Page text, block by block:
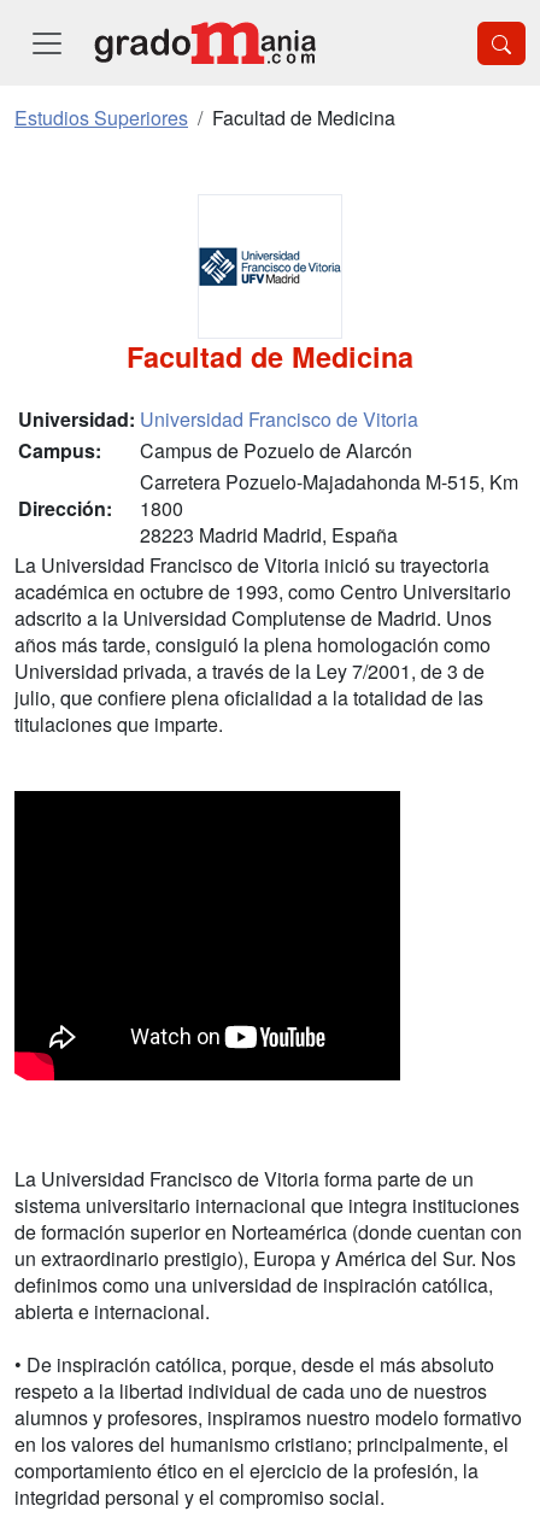
Estudios Superiores Facultad de Medicina
Facultad de Medicina
Universidad: Universidad Francisco de Vitoria
Campus:
Campus de Pozuelo de Alarcón
Dirección:
Carretera Pozuelo-Majadahonda M-515, Km
1800
28223 Madrid Madrid, España
La Universidad Francisco de Vitoria inició su trayectoria
académica en octubre de 1993, como Centro Universitario
adscrito a la Universidad Complutense de Madrid. Unos
años más tarde, consiguió la plena homologación como
Universidad privada, a través de la Ley 7/2001, de 3 de
julio, que confiere plena oficialidad a la totalidad de las
titulaciones que imparte.
La Universidad Francisco de Vitoria forma parte de un
sistema universitario internacional que integra instituciones
de formación superior en Norteamérica (donde cuentan con
un extraordinario prestigio), Europa y América del Sur. Nos
definimos como una universidad de inspiración católica,
abierta e internacional.
• De inspiración católica, porque, desde el más absoluto
respeto a la libertad individual de cada uno de nuestros
alumnos y profesores, inspiramos nuestro modelo formativo
en los valores del humanismo cristiano; principalmente, el
comportamiento ético en el ejercicio de la profesión, la
integridad personal y el compromiso social.